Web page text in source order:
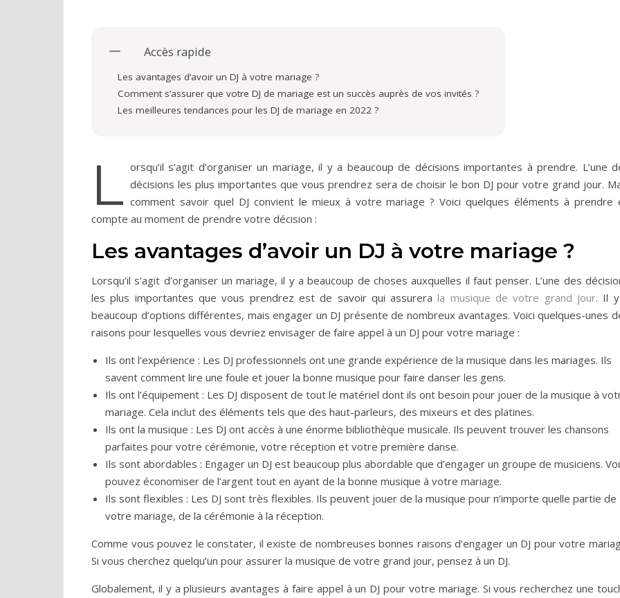
Accès rapide
Les avantages d’avoir un DJ à votre mariage ?
Comment s’assurer que votre DJ de mariage est un succès auprès de vos invités ?
Les meilleures tendances pour les DJ de mariage en 2022 ?
L orsqu’il s’agit d’organiser un mariage, il y a beaucoup de décisions importantes à prendre. L’une
décisions les plus importantes que vous prendrez sera de choisir le bon DJ pour votre grand jour.
comment savoir quel DJ convient le mieux à votre mariage ? Voici quelques éléments à prendre
compte au moment de prendre votre décision :
Les avantages d’avoir un DJ à votre mariage ?
Lorsqu’il s’agit d’organiser un mariage, il y a beaucoup de choses auxquelles il faut penser. L’une des
les plus importantes que vous prendrez est de savoir qui assurerala musique de votre grand jour. Il
beaucoup d’options différentes, mais engager un DJ présente de nombreux avantages. Voici quelques-unes
raisons pour lesquelles vous devriez envisager de faire appel à un DJ pour votre mariage :
Ils ont l’expérience : Les DJ professionnels ont une grande expérience de la musique dans les mariages. Ils
savent comment lire une foule et jouer la bonne musique pour faire danser les gens.
Ils ont l’équipement : Les DJ disposent de tout le matériel dont ils ont besoin pour jouer de la musique à
mariage. Cela inclut des éléments tels que des haut-parleurs, des mixeurs et des platines.
Ils ont la musique : Les DJ ont accès à une énorme bibliothèque musicale. Ils peuvent trouver les chansons
parfaites pour votre cérémonie, votre réception et votre première danse.
Ils sont abordables : Engager un DJ est beaucoup plus abordable que d’engager un groupe de musiciens.
pouvez économiser de l’argent tout en ayant de la bonne musique à votre mariage.
Ils sont flexibles : Les DJ sont très flexibles. Ils peuvent jouer de la musique pour n’importe quelle partie de
votre mariage, de la cérémonie à la réception.
Comme vous pouvez le constater, il existe de nombreuses bonnes raisons d’engager un DJ pour votre
Si vous cherchez quelqu’un pour assurer la musique de votre grand jour, pensez à un DJ.
Globalement, il y a plusieurs avantages à faire appel à un DJ pour votre mariage. Si vous recherchez une